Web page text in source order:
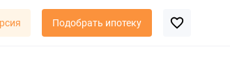
Подобрать ипотеку